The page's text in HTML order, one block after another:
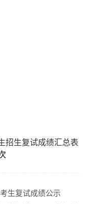
招生复试成绩汇总表
生复试成绩公示